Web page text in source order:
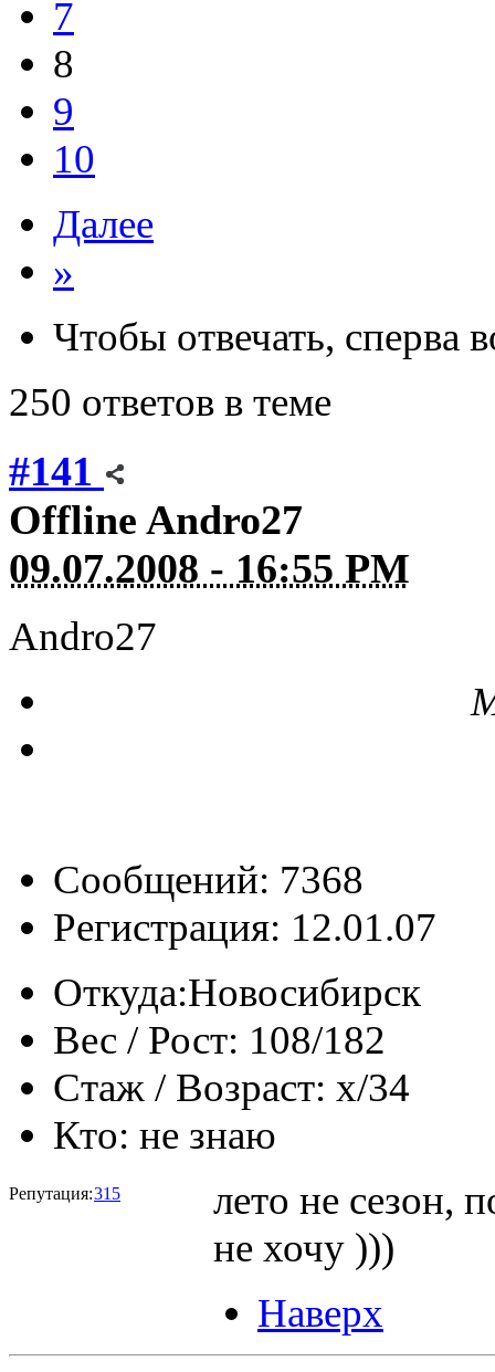
7
8
9
10
Далее
»
Чтобы отвечать, сперва
250 ответов в теме
#141
Offline Andro27
09.07.2008 - 16:55 PM
Andro27
Сообщений: 7368
Регистрация: 12.01.07
Откуда:Новосибирск
Вес / Рост: 108/182
Стаж / Возраст: x/34
Кто: не знаю
Репутация:315
лето не сезон,
не хочу )))
Наверх